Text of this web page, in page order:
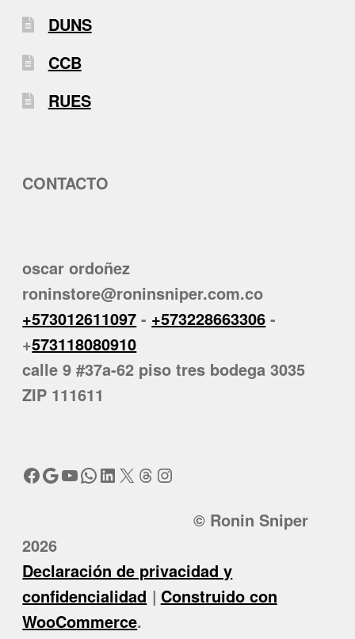
DUNS
CCB
RUES
CONTACTO
oscar ordoñez
roninstore@roninsniper.com.co
+573012611097 - +573228663306 -
+573118080910
calle 9 #37a-62 piso tres bodega 3035
ZIP 111611
Facebook
Google
YouTube
WhatsApp
LinkedIn
X Threads
Instagram
© Ronin Sniper
2026
Declaración de privacidad y
confidencialidad
Construido con
WooCommerce.